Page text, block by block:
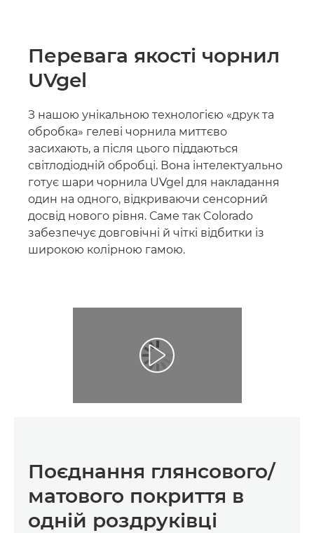
Перевага якості чорнил
UVgel
З нашою унікальною технологією «друк та
обробка» гелеві чорнила миттєво
засихають, а після цього піддаються
світлодіодній обробці. Вона інтелектуально
готує шари чорнила UVgel для накладання
один на одного, відкриваючи сенсорний
досвід нового рівня. Саме так Colorado
забезпечує довговічні й чіткі відбитки із
широкою колірною гамою.
Поєднання глянсового/
матового покриття в
одній роздруківці